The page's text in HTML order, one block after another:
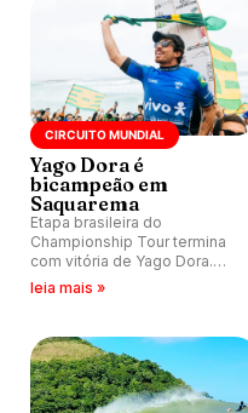
convidado.
CIRCUITO MUNDIAL
Yago Dora é
bicampeão em
Saquarema
Etapa brasileira do
Championship Tour termina
com vitória de Yago Dora.
Sawyer Lindblad vence entre
do ranking mundial da WSL, na
etapa de Saquarema.
leia mais »